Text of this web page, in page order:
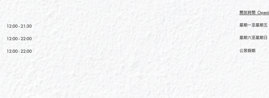
12:00 - 21:30
12:00 - 22:00
12:00 - 22:00
開放時間
星期一至星期五
星期六至星期日
公眾假期